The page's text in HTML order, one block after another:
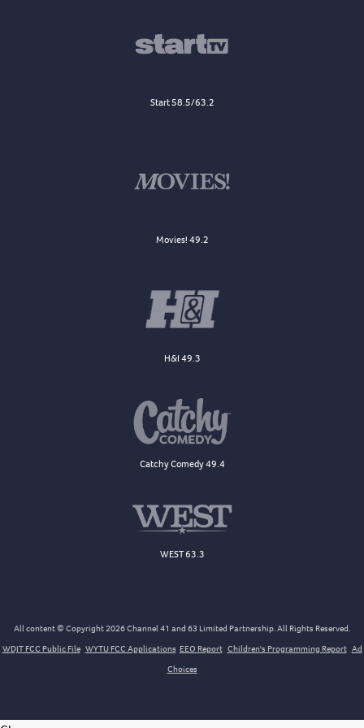
Start 58.5/63.2
Movies! 49.2
H&I 49.3
Catchy Comedy 49.4
WEST 63.3
All content © Copyright 2026 Channel 41 and 63 Limited Partnership. All Rights Reserved.
WDJT FCC Public File WYTU FCC Applications EEO Report Children's Programming Report Ad
Choices